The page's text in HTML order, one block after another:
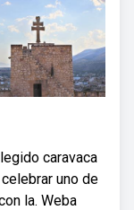
caravaca
uno de
la. Weba